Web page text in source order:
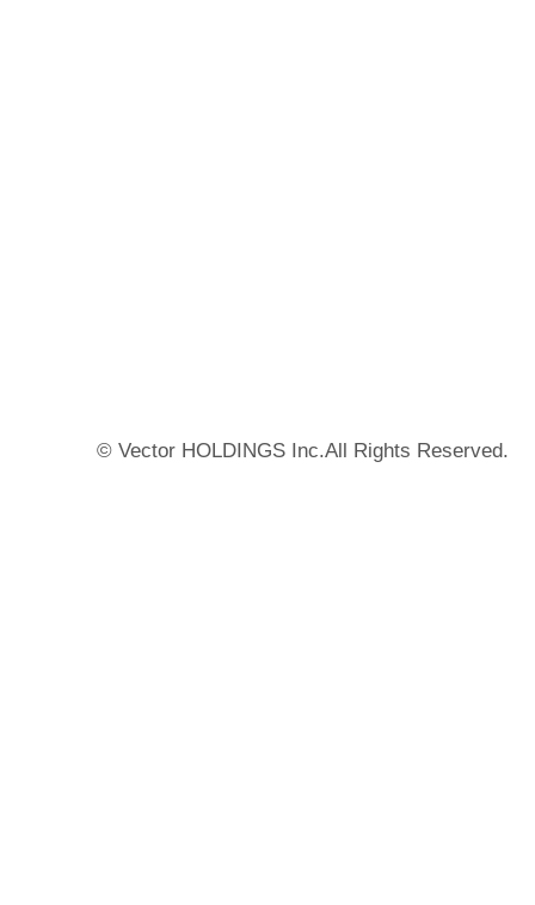
© Vector HOLDINGS Inc.All Rights Reserved.